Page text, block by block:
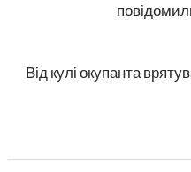
Від кулі окупанта